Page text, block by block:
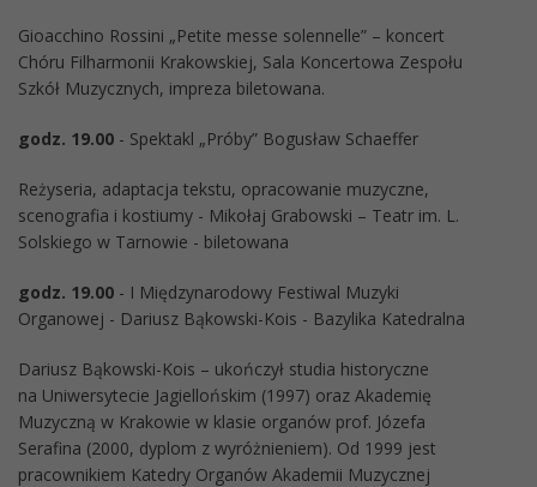
Gioacchino Rossini „Petite messe solennelle” – koncert
Chóru Filharmonii Krakowskiej, Sala Koncertowa Zespołu
Szkół Muzycznych, impreza biletowana.
godz. 19.00 - Spektakl „Próby” Bogusław Schaeffer
Reżyseria, adaptacja tekstu, opracowanie muzyczne,
scenografia i kostiumy - Mikołaj Grabowski – Teatr im. L.
Solskiego w Tarnowie - biletowana
godz. 19.00 - I Międzynarodowy Festiwal Muzyki
Organowej - Dariusz Bąkowski-Kois - Bazylika Katedralna
Dariusz Bąkowski-Kois – ukończył studia historyczne
na Uniwersytecie Jagiellońskim (1997) oraz Akademię
Muzyczną w Krakowie w klasie organów prof. Józefa
Serafina (2000, dyplom z wyróżnieniem). Od 1999 jest
pracownikiem Katedry Organów Akademii Muzycznej